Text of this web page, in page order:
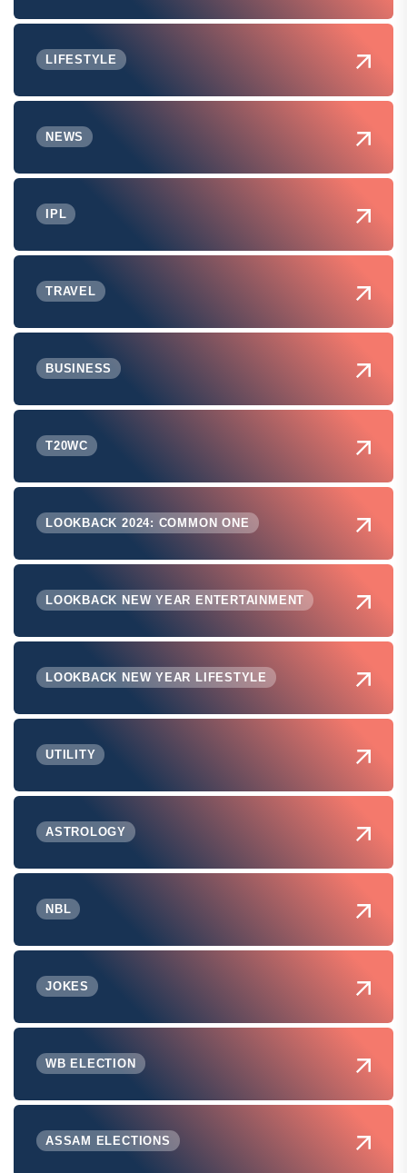
LIFESTYLE
NEWS
IPL
TRAVEL
BUSINESS
T20WC
LOOKBACK 2024: COMMON ONE
LOOKBACK NEW YEAR ENTERTAINMENT
LOOKBACK NEW YEAR LIFESTYLE
UTILITY
ASTROLOGY
NBL
JOKES
WB ELECTION
ASSAM ELECTIONS